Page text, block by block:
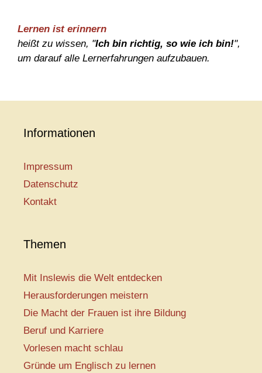
Lernen ist erinnern
heißt zu wissen, "Ich bin richtig, so wie ich bin!",
um darauf alle Lernerfahrungen aufzubauen.
Informationen
Impressum
Datenschutz
Kontakt
Themen
Mit Inslewis die Welt entdecken
Herausforderungen meistern
Die Macht der Frauen ist ihre Bildung
Beruf und Karriere
Vorlesen macht schlau
Gründe um Englisch zu lernen